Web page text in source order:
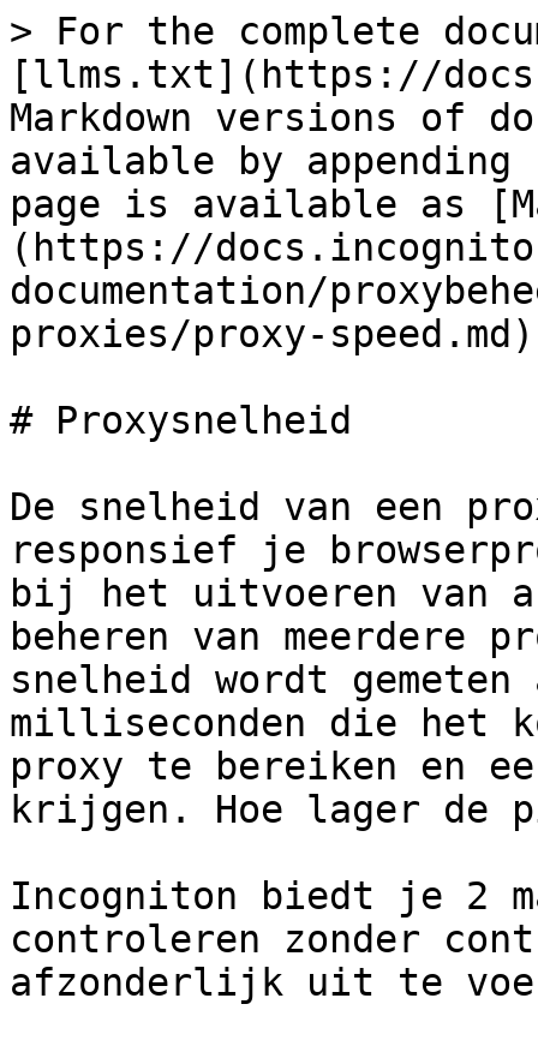
> For the complete
[llms.txt](https://
Markdown versions of
available by
page is available as
(https://
documentation/
proxies/proxy-
# Proxysnelheid
De snelheid van een
responsief je
bij het uitvoeren van
beheren van
snelheid wordt
milliseconden die het
proxy te bereiken en
krijgen. Hoe lager de
Incogniton biedt je 2
controleren zonder
afzonderlijk uit te